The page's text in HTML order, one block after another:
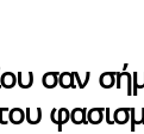
σαν